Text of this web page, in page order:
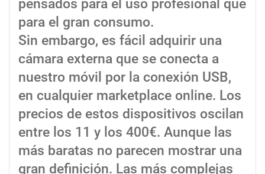
pensados para el uso profesional que
para el gran consumo.
Sin embargo, es fácil adquirir una
cámara externa que se conecta a
nuestro móvil por la conexión USB,
en cualquier marketplace online. Los
precios de estos dispositivos oscilan
entre los 11 y los 400€. Aunque las
más baratas no parecen mostrar una
gran definición. Las más complejas